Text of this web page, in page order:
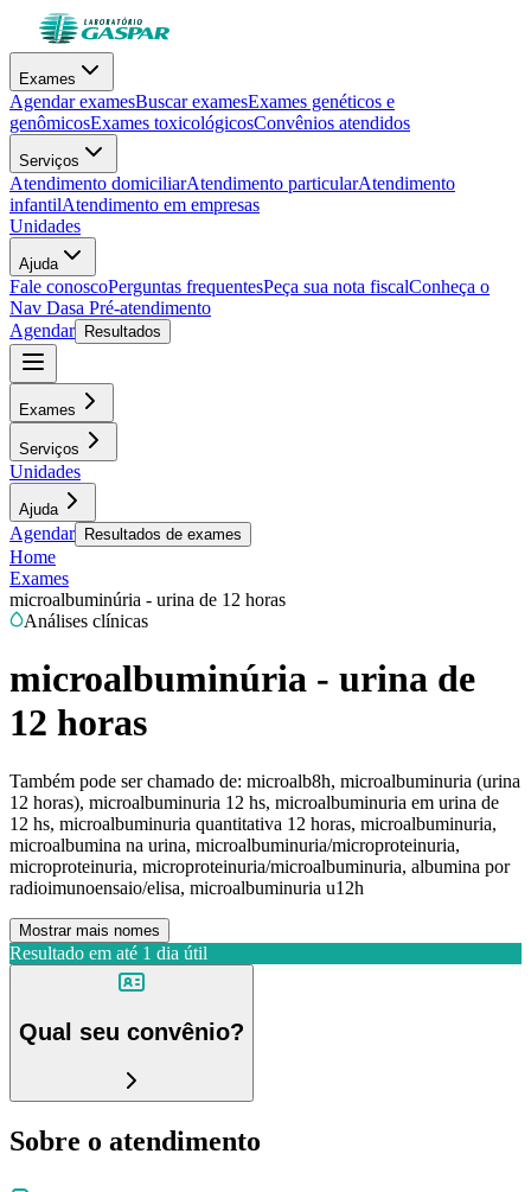
Exames
Agendar examesBuscar examesExames genéticos e
genômicosExames toxicológicosConvênios atendidos
Serviços
Atendimento domiciliarAtendimento particularAtendimento
infantilAtendimento em empresas
Unidades
Ajuda
Fale conoscoPerguntas frequentesPeça sua nota fiscalConheça o
Nav Dasa Pré-atendimento
Agendar
Resultados
Exames
Serviços
Unidades
Ajuda
Agendar Resultados de exames
Home
Exames
microalbuminúria - urina de 12 horas
Análises clínicas
microalbuminúria - urina de
12 horas
Também pode ser chamado de: microalb8h, microalbuminuria (urina
12 horas), microalbuminuria 12 hs, microalbuminuria em urina de
12 hs, microalbuminuria quantitativa 12 horas, microalbuminuria,
microalbumina na urina, microalbuminuria/microproteinuria,
microproteinuria, microproteinuria/microalbuminuria, albumina por
radioimunoensaio/elisa, microalbuminuria u12h
Mostrar mais nomes
Resultado em até 1 dia útil
Qual seu convênio?
Sobre o atendimento